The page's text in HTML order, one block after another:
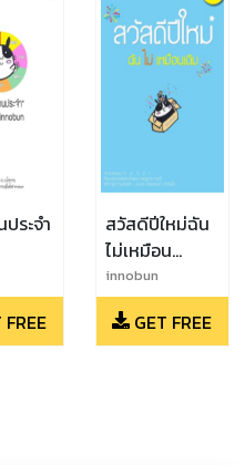
ระจำ
FREE
สวัสดีปีใหม่ฉัน
ไม่เหมือน
เดิม(EditVersion)
innobun
GET FREE